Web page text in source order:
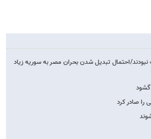
احتمال تبدیل شدن بحران مصر به سوریه زیاد
را صادر کرد